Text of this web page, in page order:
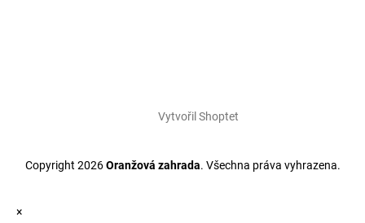
Vytvořil Shoptet
Copyright 2026Oranžová zahrada. Všechna práva vyhrazena.
×